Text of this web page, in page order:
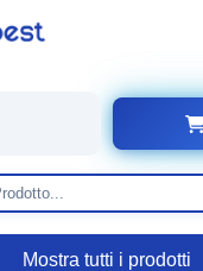
Mostra tutti i prodotti